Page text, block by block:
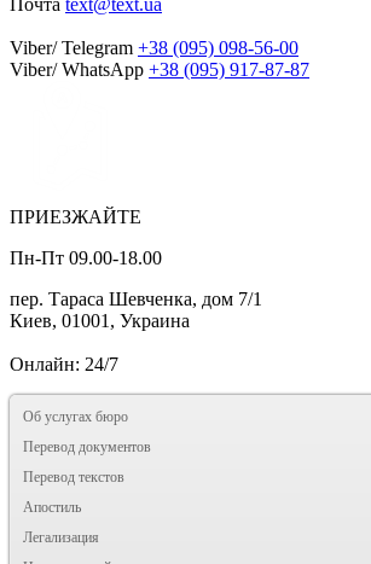
Viber/ Telegram +38 (095) 098-56-00
Viber/ WhatsApp +38 (095) 917-87-87
ПРИЕЗЖАЙТЕ
Пн-Пт 09.00-18.00
пер. Тараса Шевченка, дом 7/1
Киев, 01001, Украина
Онлайн: 24/7
Об услугах бюро
Перевод документов
Перевод текстов
Апостиль
Легализация